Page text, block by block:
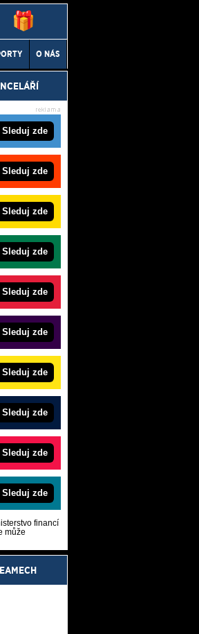
O NÁS
Sleduj zde
Sleduj zde
Sleduj zde
Sleduj zde
Sleduj zde
Sleduj zde
Sleduj zde
Sleduj zde
Sleduj zde
Sleduj zde
financí
může